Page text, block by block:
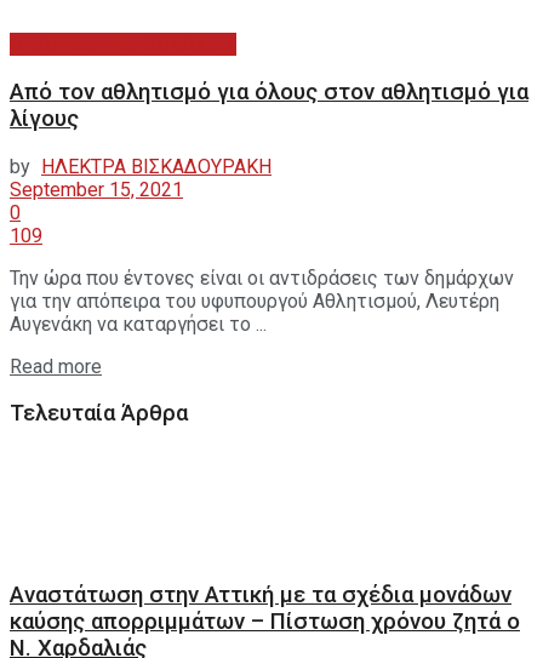
Από τον αθλητισμό για όλους στον αθλητισμό για
λίγους
by ΗΛΕΚΤΡΑ ΒΙΣΚΑΔΟΥΡΑΚΗ
September 15, 2021
0
109
Την ώρα που έντονες είναι οι αντιδράσεις των δημάρχων
για την απόπειρα του υφυπουργού Αθλητισμού, Λευτέρη
Αυγενάκη να καταργήσει το ...
Read more
Τελευταία Άρθρα
Αναστάτωση στην Αττική με τα σχέδια μονάδων
καύσης απορριμμάτων – Πίστωση χρόνου ζητά ο
Ν. Χαρδαλιάς